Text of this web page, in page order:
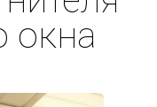
окна